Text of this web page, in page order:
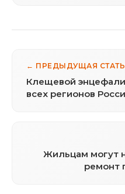
← ПРЕДЫДУЩАЯ
Клещевой
всех регионов
Жильцам могут
ремонт